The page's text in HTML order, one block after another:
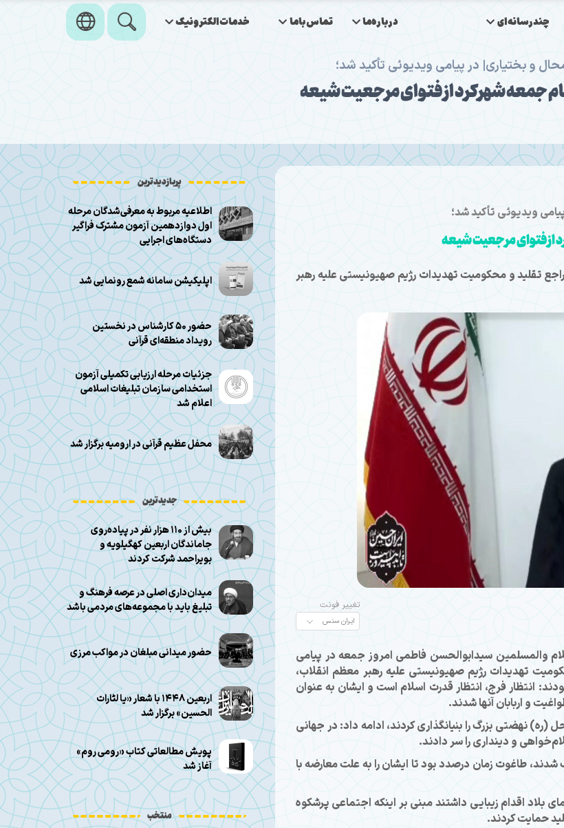
چندرسانه‌ای درباره‌ما تماس‌باما خدمات‌الکترونیک
و بختیاری| در پیامی ویدیوئی تأکید شد؛
جمعه شهرکرد از فتوای مرجعیت شیعه
ویدیوئی تأکید شد؛
از فتوای مرجعیت شیعه
تقلید و محکومیت تهدیدات رژیم صهیونیستی علیه رهبر
تغییر فونت
والمسلمین سیدابوالحسن فاطمی امروز جمعه در پیامی
تهدیدات رژیم صهیونیستی علیه رهبر معظم انقلاب،
انتظار فرج، انتظار قدرت اسلام است و ایشان به عنوان
و اربابان آنها شدند.
(ره) نهضتی بزرگ را بنیانگذاری کردند، ادامه داد: در جهانی
و دینداری را سر دادند.
شدند، طاغوت زمان درصدد بود تا ایشان را به علت معارضه با
اقدام زیبایی داشتند مبنی بر اینکه اجتماعی پرشکوه
حمایت کردند.
پربازدیدترین
اطلاعیه مربوط به معرفی‌شدگان مرحله
اول دوازدهمین آزمون مشترک فراگیر
دستگاه‌های اجرایی
اپلیکیشن سامانه شمع رونمایی شد
حضور ۵۰ کارشناس در نخستین
رویداد منطقه‌ای قرآنی
جزئیات مرحله ارزیابی تکمیلی آزمون
استخدامی سازمان تبلیغات اسلامی
اعلام شد
محفل عظیم قرآنی در ارومیه برگزار شد
جدیدترین
بیش از ۱۱۰ هزار نفر در پیاده‌روی
جاماندگان اربعین کهگیلویه و
بویراحمد شرکت کردند
میدان‌داری اصلی در عرصه فرهنگ و
تبلیغ باید با مجموعه‌های مردمی باشد
حضور میدانی مبلغان در مواکب مرزی
اربعین ۱۴۴۸ با شعار «یا لثارات
الحسین» برگزار شد
پویش مطالعاتی کتاب «رومی روم»
آغاز شد
منتخب